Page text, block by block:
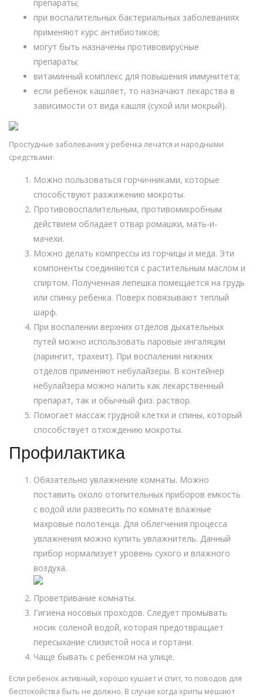
препараты;
при воспалительных бактериальных заболеваниях
применяют курс антибиотиков;
могут быть назначены противовирусные
препараты;
витаминный комплекс для повышения иммунитета;
если ребенок кашляет, то назначают лекарства в
зависимости от вида кашля (сухой или мокрый).
Простудные заболевания у ребенка лечатся и народными
средствами:
Можно пользоваться горчичниками, которые
способствуют разжижению мокроты.
Противовоспалительным, противомикробным
действием обладает отвар ромашки, мать-и-
мачехи.
Можно делать компрессы из горчицы и меда. Эти
компоненты соединяются с растительным маслом и
спиртом. Полученная лепешка помещается на грудь
или спинку ребенка. Поверх повязывают теплый
шарф.
При воспалении верхних отделов дыхательных
путей можно использовать паровые ингаляции
(ларингит, трахеит). При воспалении нижних
отделов применяют небулайзеры. В контейнер
небулайзера можно налить как лекарственный
препарат, так и обычный физ. раствор.
Помогает массаж грудной клетки и спины, который
способствует отхождению мокроты.
Профилактика
Обязательно увлажнение комнаты. Можно
поставить около отопительных приборов емкость
с водой или развесить по комнате влажные
махровые полотенца. Для облегчения процесса
увлажнения можно купить увлажнитель. Данный
прибор нормализует уровень сухого и влажного
воздуха.
Проветривание комнаты.
Гигиена носовых проходов. Следует промывать
носик соленой водой, которая предотвращает
пересыхание слизистой носа и гортани.
Чаще бывать с ребенком на улице.
Если ребенок активный, хорошо кушает и спит, то поводов для
беспокойства быть не должно. В случае когда хрипы мешают